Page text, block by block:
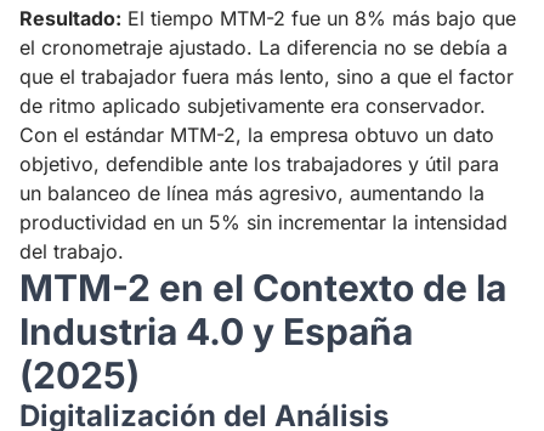
Resultado: El tiempo MTM-2 fue un 8% más bajo que
el cronometraje ajustado. La diferencia no se debía a
que el trabajador fuera más lento, sino a que el factor
de ritmo aplicado subjetivamente era conservador.
Con el estándar MTM-2, la empresa obtuvo un dato
objetivo, defendible ante los trabajadores y útil para
un balanceo de línea más agresivo, aumentando la
productividad en un 5% sin incrementar la intensidad
del trabajo.
MTM-2 en el Contexto de la
Industria 4.0 y España
(2025)
Digitalización del Análisis